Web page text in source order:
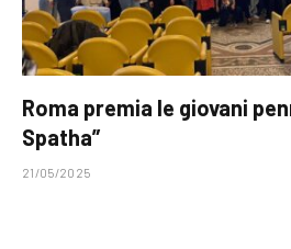
Roma premia le giovani
Spatha”
21/05/2025